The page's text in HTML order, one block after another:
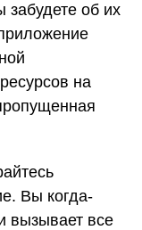
об их
на
Вы когда-
вызывает все